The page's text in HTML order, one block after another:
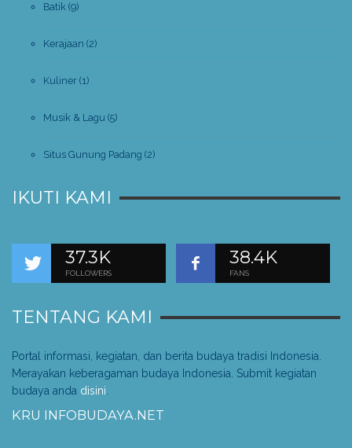
Batik (9)
Kerajaan (2)
Kuliner (1)
Musik & Lagu (5)
Situs Gunung Padang (2)
IKUTI KAMI
37.3K
FOLLOWERS
38.4K
FANS
TENTANG KAMI
Portal informasi, kegiatan, dan berita budaya tradisi Indonesia.
Merayakan keberagaman budaya Indonesia. Submit kegiatan
budaya anda disini.
KRU INFOBUDAYA.NET